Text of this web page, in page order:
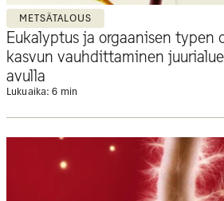
METSÄTALOUS
Eukalyptus ja orgaanisen typen
kasvun vauhdittaminen
avulla
Lukuaika: 6 min